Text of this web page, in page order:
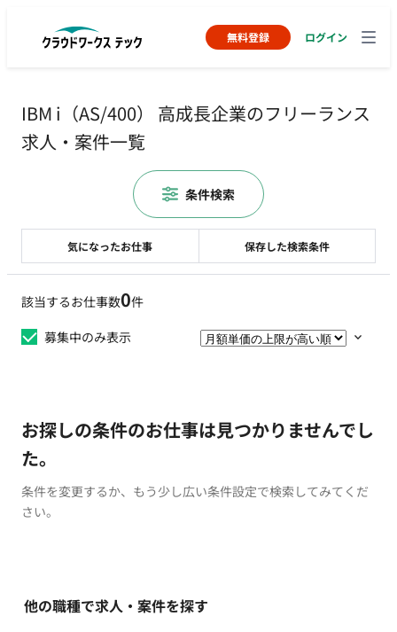
無料登録 ログイン
IBM i（AS/400） 高成長企業のフリーランス
求人・案件一覧
該当するお仕事数0件
募集中のみ表示
お探しの条件のお仕事は見つかりませんでし
た。
条件を変更するか、もう少し広い条件設定で検索してみてくだ
さい。
他の職種で求人・案件を探す
気になったお仕事 保存した検索条件
条件検索